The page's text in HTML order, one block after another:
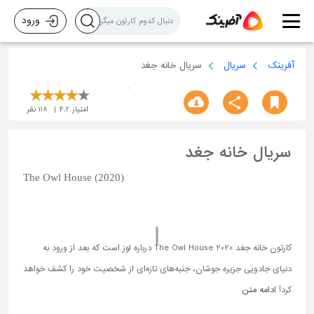
ورود
آفرینک سریال سریال خانه جغد
امتیاز 4.2
118 نفر
سریال خانه جغد
The Owl House (2020)
کارتون خانه جغد The Owl House 2020 درباره لوز است که بعد از ورود به
دنیای جادویی جزیره جوشان، جنبه‌های تازه‌ای از شخصیت خود را کشف خواهد
کرد! ادامه متن